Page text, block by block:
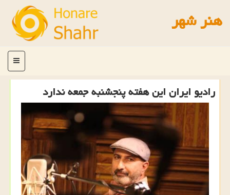
هنر شهر
منو
رادیو ایران این هفته پنجشنبه جمعه ندارد